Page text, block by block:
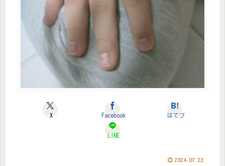
X Facebook はてブ
LINE
2024.07.23